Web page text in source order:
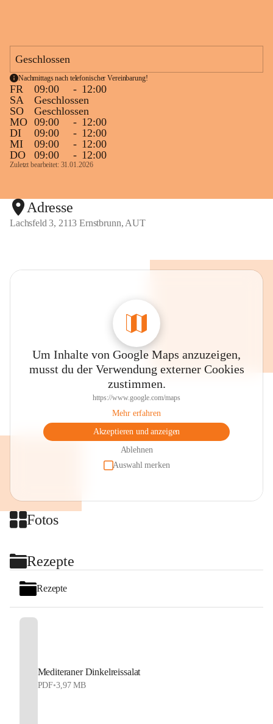
Geschlossen
Nachmittags nach telefonischer Vereinbarung!
FR 09:00 - 12:00
SA
Geschlossen
SO
Geschlossen
MO 09:00 - 12:00
DI
09:00 - 12:00
MI
09:00 - 12:00
DO
09:00 - 12:00
Zuletzt bearbeitet: 31.01.2026
Adresse
Lachsfeld 3, 2113 Ernstbrunn, AUT
Um Inhalte von Google Maps anzuzeigen,
musst du der Verwendung externer Cookies
zustimmen.
https://www.google.com/maps
Mehr erfahren
Akzeptieren und anzeigen
Ablehnen
Auswahl merken
Fotos
Rezepte
Rezepte
Mediteraner Dinkelreissalat
PDF•3,97 MB